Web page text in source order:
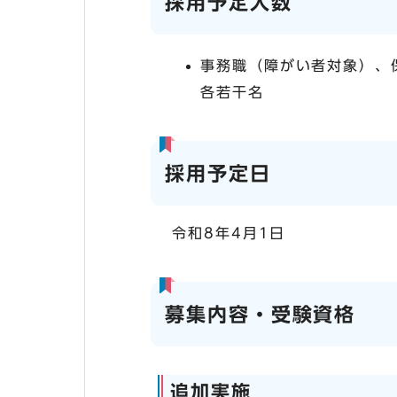
事務職（障がい者対象）、
各若干名
採用予定日
令和8年4月1日
募集内容・受験資格
追加実施